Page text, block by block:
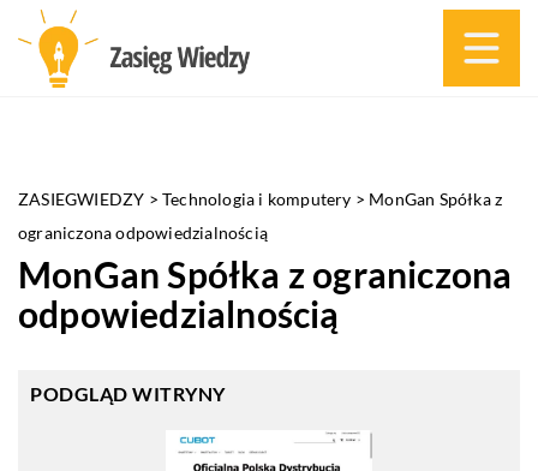
ZASIEGWIEDZY >Technologia i komputery > MonGan Spółka z
ograniczona odpowiedzialnością
MonGan Spółka z ograniczona
odpowiedzialnością
PODGLĄD WITRYNY